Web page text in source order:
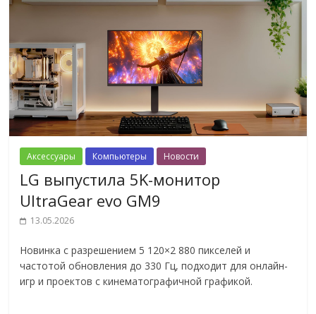
Аксессуары Компьютеры Новости
LG выпустила 5K-монитор
UltraGear evo GM9
13.05.2026
Новинка с разрешением 5 120×2 880 пикселей и
частотой обновления до 330 Гц, подходит для онлайн-
игр и проектов с кинематографичной графикой.